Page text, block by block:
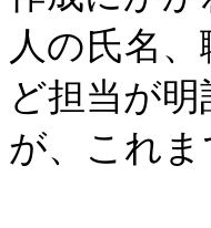
人の氏名
ど担当が
が、これ